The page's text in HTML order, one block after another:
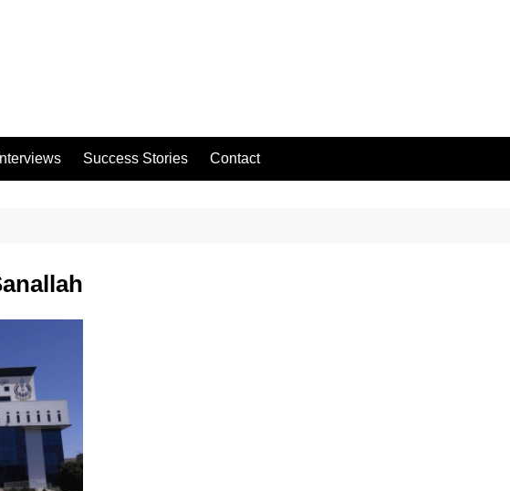
Interviews Success Stories Contact